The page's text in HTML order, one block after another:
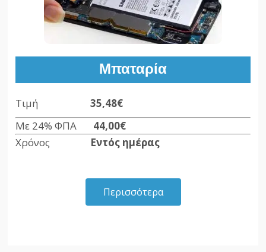
Μπαταρία
Τιμή35,48€
Με 24% ΦΠΑ 44,00€
Χρόνος Εντός ημέρας
Περισσότερα